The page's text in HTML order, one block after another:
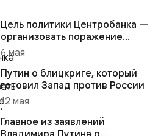
Цель политики Центробанка —
организовать поражение
России в вооружённом
конфликте с США
6 мая
Путин о блицкриге, который
готовил Запад против России
12 мая
Главное из заявлений